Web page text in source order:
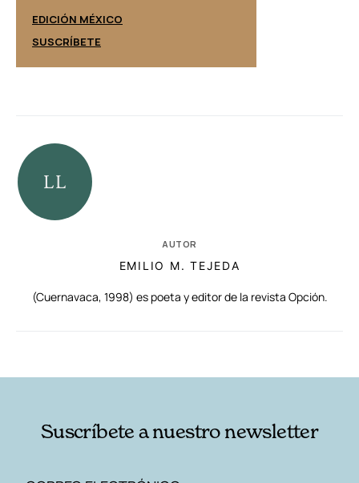
EDICIÓN MÉXICO
SUSCRÍBETE
AUTOR
EMILIO M. TEJEDA
(Cuernavaca, 1998) es poeta y editor de la revista Opción.
Suscríbete a nuestro newsletter